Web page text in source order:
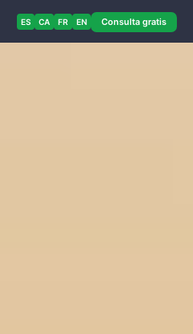
ES CA FR EN Consulta gratis